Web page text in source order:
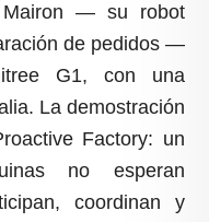
Mairon — su robot
de pedidos —
G1, con una
La demostración
Factory: un
no esperan
coordinan y